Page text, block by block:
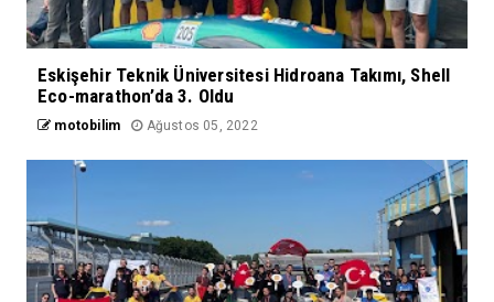
Eskişehir Teknik Üniversitesi Hidroana Takımı, Shell
Eco-marathon’da 3. Oldu
motobilim Ağustos 05, 2022